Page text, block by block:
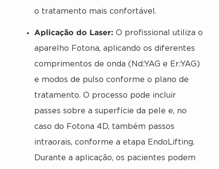
o tratamento mais confortável.
Aplicação do Laser: O profissional utiliza o
aparelho Fotona, aplicando os diferentes
comprimentos de onda (Nd:YAG e Er:YAG)
e modos de pulso conforme o plano de
tratamento. O processo pode incluir
passes sobre a superfície da pele e, no
caso do Fotona 4D, também passos
intraorais, conforme a etapa EndoLifting.
Durante a aplicação, os pacientes podem